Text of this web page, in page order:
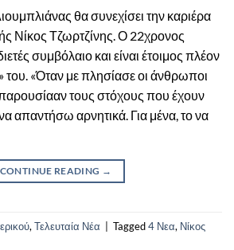
θα συνεχίσει την καριέρα
Νίκος Τζωρτζίνης. Ο 22χρονος
συμβόλαιο και είναι έτοιμος πλέον
του. «Όταν με πλησίασε οι άνθρωποι
τους στόχους που έχουν
απαντήσω αρνητικά. Για μένα, το να
CONTINUE READING →
, Τελευταία Νέα | Tagged4 Νεα, Νίκος